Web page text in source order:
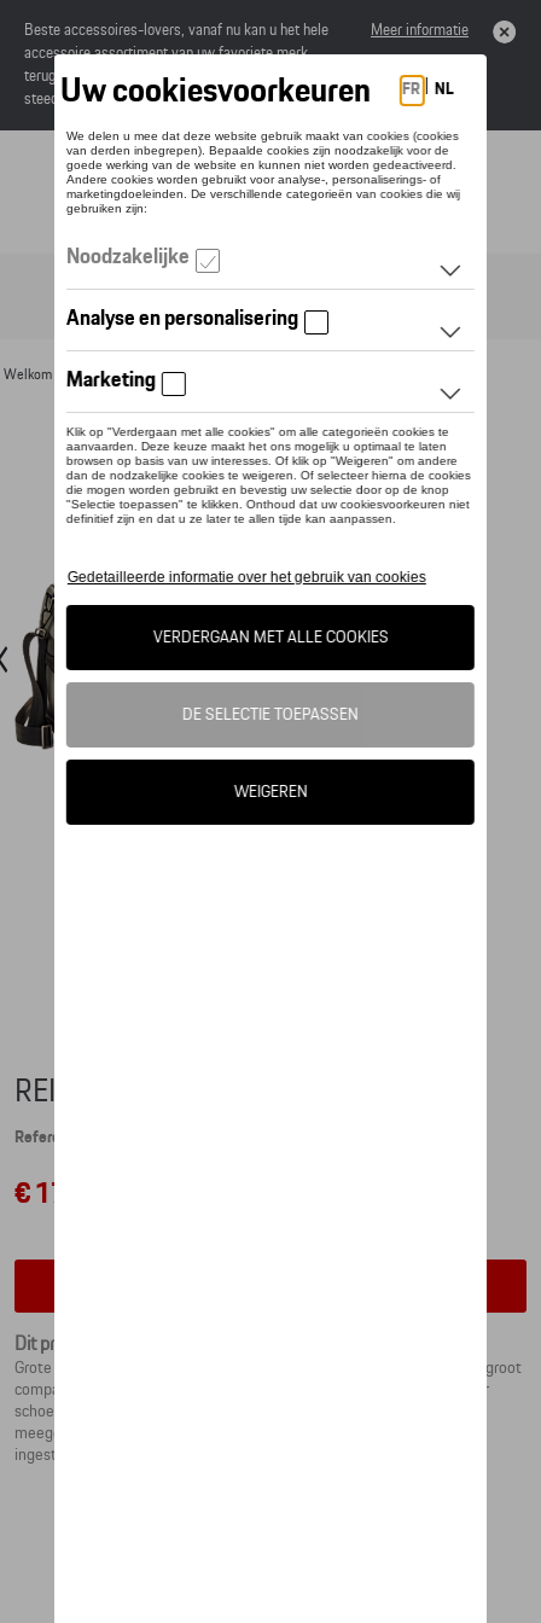
Beste accessoires-lovers, vanaf nu kan u het hele
accessoire assortiment van uw favoriete merk
terugvinden in de online catalogus. Deze kunnen
steeds besteld worden via uw dealer.
Meer informatie
Toggle navigation
Welkom >Voor u >Bagage > Detail
REISTAS - URBAN EXPLORER
Referentie: WAP0352010NUEX
€ 171,84
Dit product is momenteel niet op stock
Grote Porsche reistas uit de Urban Explorer collectie. De tas heeft een groot
compartiment voor alle reisbenodigheden, een apart compariment voor
schoenen en slippers en een vak met ritssluiting aan de zijkant. De
meegeleverde en tevens verwijderbare schouderband kan naar wens
ingesteld worden.